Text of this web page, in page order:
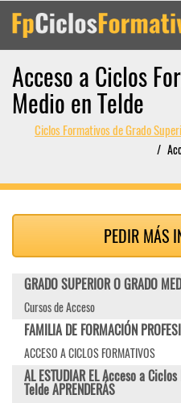
Acceso a Ciclos
Medio en Telde
Ciclos Formativos de Grado
PEDIR MÁS
GRADO SUPERIOR O GRADO
Cursos de Acceso
FAMILIA DE FORMACIÓN
ACCESO A CICLOS FORMATIVOS
AL ESTUDIAR EL Acceso a
Telde APRENDERÁS